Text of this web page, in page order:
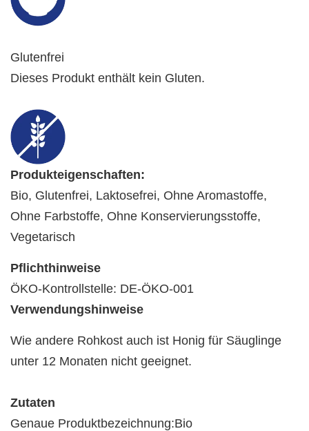
Glutenfrei
Dieses Produkt enthält kein Gluten.
Produkteigenschaften:
Bio, Glutenfrei, Laktosefrei, Ohne Aromastoffe,
Ohne Farbstoffe, Ohne Konservierungsstoffe,
Vegetarisch
Pflichthinweise
ÖKO-Kontrollstelle: DE-ÖKO-001
Verwendungshinweise
Wie andere Rohkost auch ist Honig für Säuglinge
unter 12 Monaten nicht geeignet.
Zutaten
Genaue Produktbezeichnung:Bio